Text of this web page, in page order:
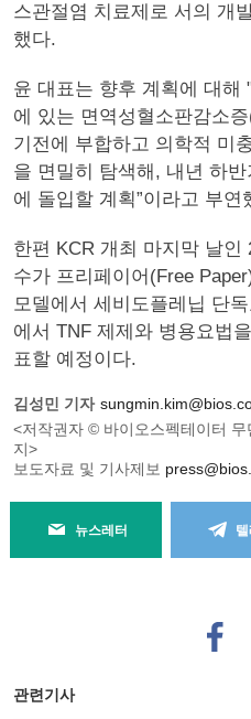
스관절염 치료제로 서의 개
했다.
윤 대표는 향후 계획에 대해
에 있는 면역성혈소판감소
기전에 부합하고 의학적 미
을 면밀히 탐색해, 내년 하
에 돌입할 계획”이라고 부연
한편 KCR 개최 마지막 날인
수가 프리페이어(Free
모델에서 세비도플레닙 단
에서 TNF 제제와 병용요법
표할 예정이다.
김성민 기자
<저작권자 © 바이오스펙테이터
지>
보도자료 및 기사제보
뉴스레터
페
이
관련기사